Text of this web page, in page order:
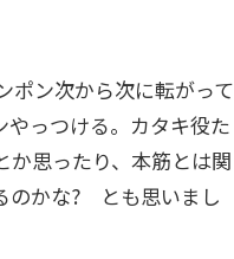
ポン次から次に転がって
やっつける。カタキ役た
思ったり、本筋とは関
のかな? とも思いまし